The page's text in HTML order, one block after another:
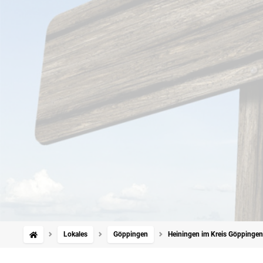
Lokales Göppingen Heiningen im Kreis